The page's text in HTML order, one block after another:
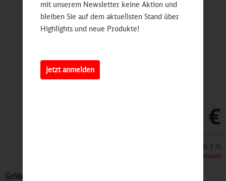
59,90 €
Inhalt: 1 St
zzgl. Versandkosten
Größe:
mit unserem Newsletter keine Aktion und
bleiben Sie auf dem aktuellsten Stand über
Highlights und neue Produkte!
Jetzt anmelden